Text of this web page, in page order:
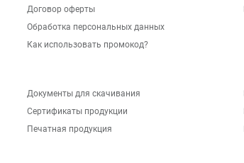
Договор оферты
Обработка персональных данных
Как использовать промокод?
Документы для скачивания
Сертификаты продукции
Печатная продукция